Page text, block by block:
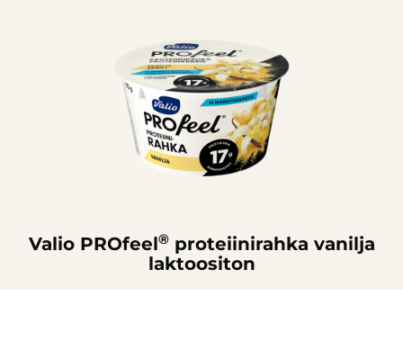
Valio PROfeel®proteiinirahka vanilja
laktoositon